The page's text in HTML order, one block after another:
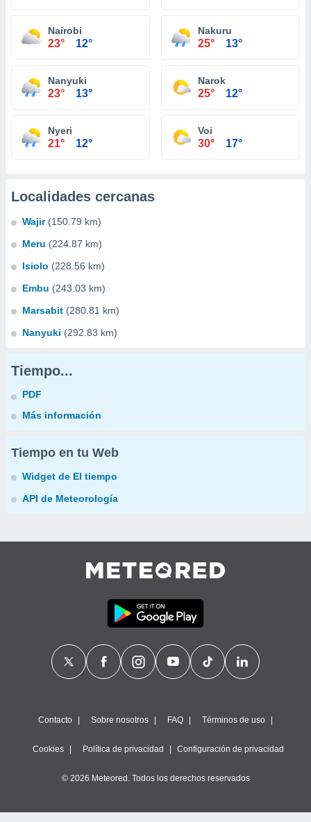
Nairobi
23° 12°
Nakuru
25° 13°
Nanyuki
23° 13°
Narok
25° 12°
Nyeri
21° 12°
Voi
30° 17°
Localidades cercanas
Wajir (150.79 km)
Meru (224.87 km)
Isiolo (228.56 km)
Embu (243.03 km)
Marsabit (280.81 km)
Nanyuki (292.83 km)
Tiempo...
PDF
Más información
Tiempo en tu Web
Widget de El tiempo
API de Meteorología
Contacto Sobre nosotros FAQ Términos de uso
Cookies Política de privacidad Configuración de privacidad
© 2026 Meteored. Todos los derechos reservados